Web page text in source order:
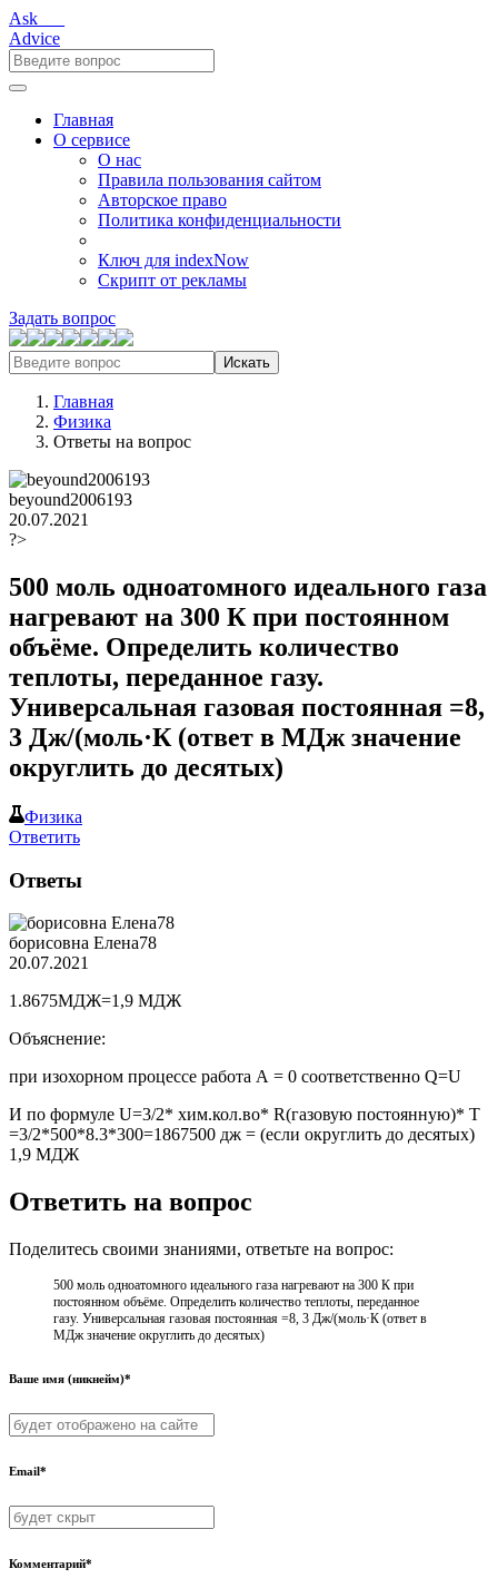
Ask___
Advice
Главная
О сервисе
О нас
Правила пользования сайтом
Авторское право
Политика конфиденциальности
Ключ для indexNow
Скрипт от рекламы
Задать вопрос
Искать
Главная
Физика
Ответы на вопрос
beyound2006193
20.07.2021
?>
500 моль одноатомного идеального газа
нагревают на 300 К при постоянном
объёме. Определить количество
теплоты, переданное газу.
Универсальная газовая постоянная =8,
3 Дж/(моль·К (ответ в МДж значение
округлить до десятых)
Физика
Ответить
Ответы
борисовна Елена78
20.07.2021
1.8675МДЖ=1,9 МДЖ
Объяснение:
при изохорном процессе работа А = 0 соответственно Q=U
И по формуле U=3/2* хим.кол.во* R(газовую постоянную)* T
=3/2*500*8.3*300=1867500 дж = (если округлить до десятых)
1,9 МДЖ
Ответить на вопрос
Поделитесь своими знаниями, ответьте на вопрос:
500 моль одноатомного идеального газа нагревают на 300 К при
постоянном объёме. Определить количество теплоты, переданное
газу. Универсальная газовая постоянная =8, 3 Дж/(моль·К (ответ в
МДж значение округлить до десятых)
Ваше имя (никнейм)*
Email*
Комментарий*